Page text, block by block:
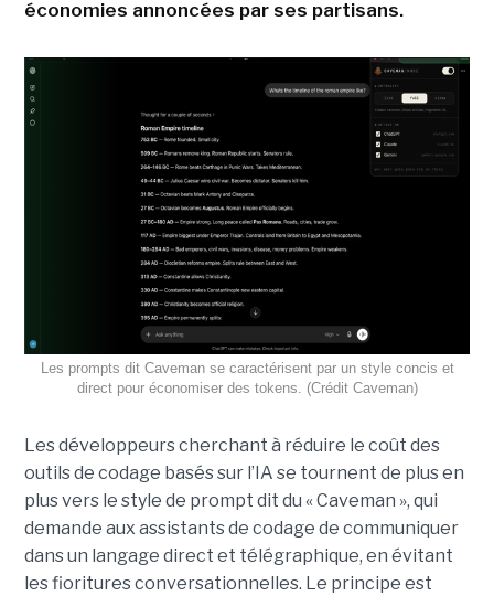
économies annoncées par ses partisans.
Les prompts dit Caveman se caractérisent par un style concis et
direct pour économiser des tokens. (Crédit Caveman)
Les développeurs cherchant à réduire le coût des
outils de codage basés sur l’IA se tournent de plus en
plus vers le style de prompt dit du « Caveman », qui
demande aux assistants de codage de communiquer
dans un langage direct et télégraphique, en évitant
les fioritures conversationnelles. Le principe est